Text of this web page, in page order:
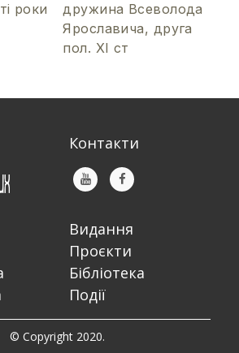
роки
дружина Всеволода
Ярославича, друга
пол. ХІ ст
Контакти
Видання
Проєкти
Бібліотека
Події
© Copyright 2020.